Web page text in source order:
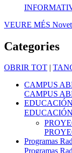
VEURE MÉS
Categories
OBRIR TOT |
CAMPUS
CAMPUS
Programas
Programas